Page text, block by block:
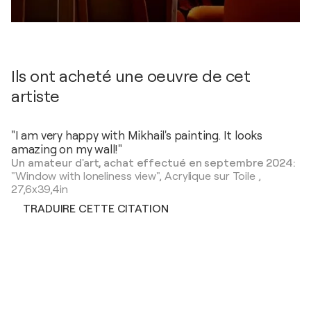
Ils ont acheté une oeuvre de cet
artiste
"I am very happy with Mikhail's painting. It looks
amazing on my wall!"
Un amateur d'art, achat effectué en septembre 2024:
"Window with loneliness view", Acrylique sur Toile ,
27,6x39,4in
TRADUIRE CETTE CITATION